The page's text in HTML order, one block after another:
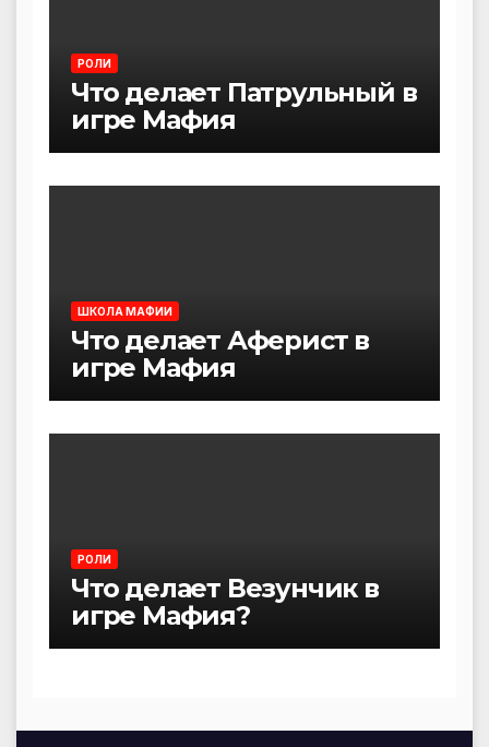
РОЛИ
Что делает Патрульный в
игре Мафия
ШКОЛА МАФИИ
Что делает Аферист в
игре Мафия
РОЛИ
Что делает Везунчик в
игре Мафия?